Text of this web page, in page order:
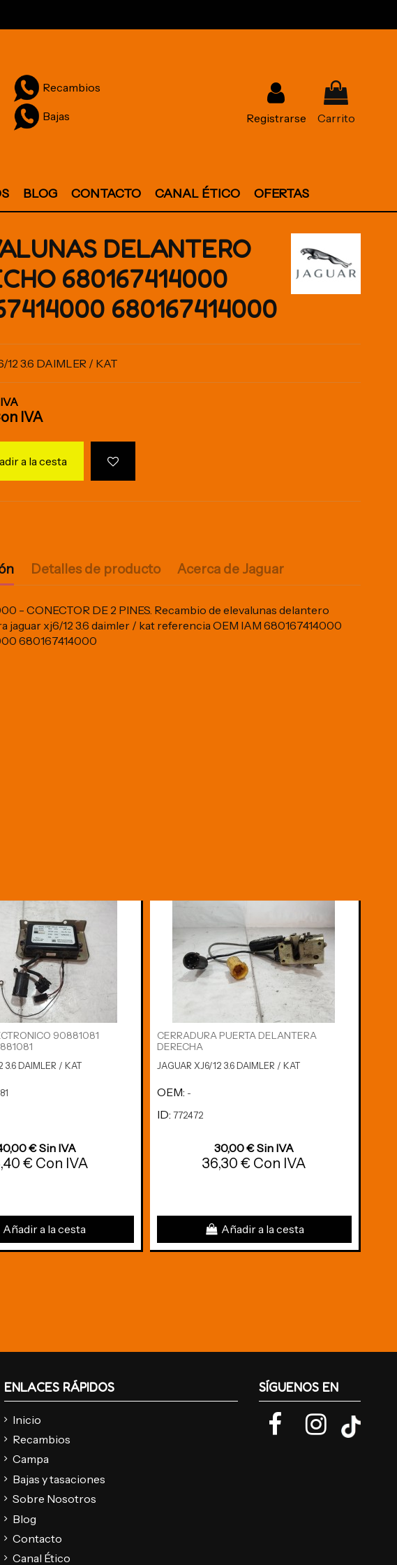
Recambios
Bajas Registrarse Carrito
BLOG CONTACTO CANAL ÉTICO OFERTAS
DELANTERO
680167414000
680167414000
12 3.6 DAIMLER / KAT
IVA
a la cesta
Detalles de producto Acerca de Jaguar
- CONECTOR DE 2 PINES. Recambio de elevalunas delantero
jaguar xj6/12 3.6 daimler / kat referencia OEM IAM 680167414000
680167414000
90881081
3.6 DAIMLER / KAT
€ Sin IVA
€ Con IVA
Añadir a la cesta
CERRADURA PUERTA DELANTERA
DERECHA
JAGUAR XJ6/12 3.6 DAIMLER / KAT
OEM: -
ID: 772472
30,00 € Sin IVA
36,30 € Con IVA
Añadir a la cesta
ENLACES RÁPIDOS
Inicio
Recambios
Campa
Bajas y tasaciones
Sobre Nosotros
Blog
Contacto
Canal Ético
SÍGUENOS EN